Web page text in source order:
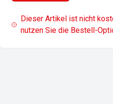
Dieser Artikel ist nicht
nutzen Sie die Bestell-